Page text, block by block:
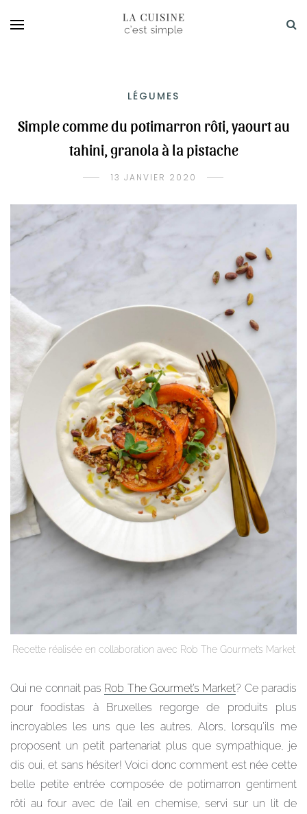
LÉGUMES
Simple comme du potimarron rôti, yaourt au
tahini, granola à la pistache
13 JANVIER 2020
Recette réalisée en collaboration avec Rob The Gourmet’s Market
Qui ne connait pas Rob The Gourmet’s Market? Ce paradis
pour foodistas à Bruxelles regorge de produits plus
incroyables les uns que les autres. Alors, lorsqu’ils me
proposent un petit partenariat plus que sympathique, je
dis oui, et sans hésiter! Voici donc comment est née cette
belle petite entrée composée de potimarron gentiment
rôti au four avec de l’ail en chemise, servi sur un lit de